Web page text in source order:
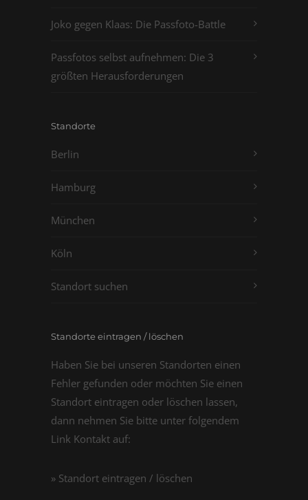
Joko gegen Klaas: Die Passfoto-Battle
Passfotos selbst aufnehmen: Die 3
größten Herausforderungen
Standorte
Berlin
Hamburg
München
Köln
Standort suchen
Standorte eintragen / löschen
Haben Sie bei unseren Standorten einen
Fehler gefunden oder möchten Sie einen
Standort eintragen oder löschen lassen,
dann nehmen Sie bitte unter folgendem
Link Kontakt auf:
» Standort eintragen / löschen